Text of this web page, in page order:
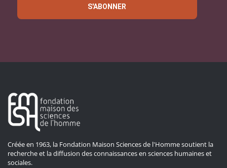
S'ABONNER
Créée en 1963, la Fondation Maison Sciences de l'Homme soutient la
recherche et la diffusion des connaissances en sciences humaines et
sociales.